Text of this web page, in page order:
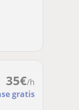
35€/h
gratis